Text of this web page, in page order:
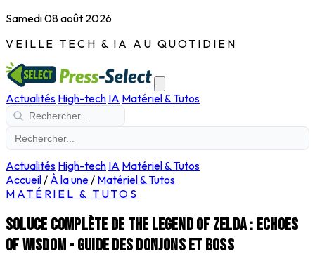
Samedi 08 août 2026
VEILLE TECH & IA AU QUOTIDIEN
Actualités High-tech IA Matériel & Tutos
Actualités High-tech IA Matériel & Tutos
Accueil/ À la une/ Matériel & Tutos
MATÉRIEL & TUTOS
Soluce complète de The Legend of Zelda : Echoes
of Wisdom - guide des donjons et boss